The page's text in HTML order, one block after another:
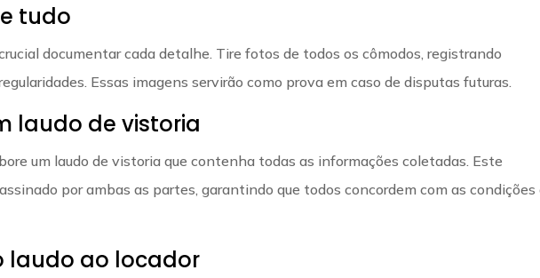
tudo
documentar cada detalhe. Tire fotos de todos os cômodos, registrando
Essas imagens servirão como prova em caso de disputas futuras.
laudo de vistoria
um laudo de vistoria que contenha todas as informações coletadas. Este
por ambas as partes, garantindo que todos concordem com as condições
laudo ao locador